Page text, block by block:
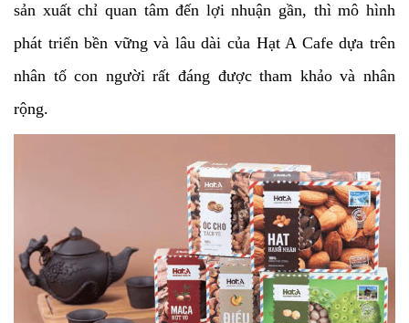
sản xuất chỉ quan tâm đến lợi nhuận gần, thì mô hình
phát triển bền vững và lâu dài của Hạt A Cafe dựa trên
nhân tố con người rất đáng được tham khảo và nhân
rộng.